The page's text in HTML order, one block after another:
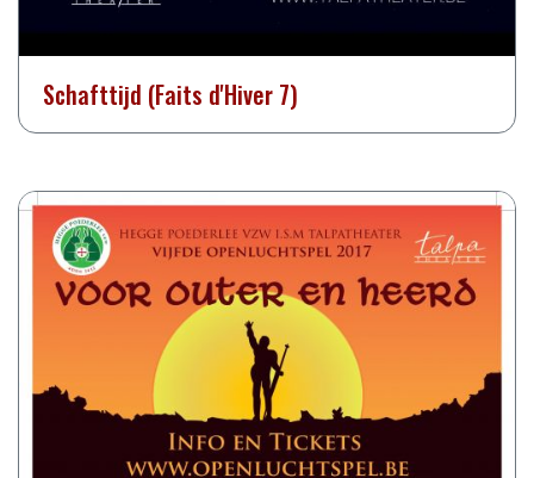
Schafttijd (Faits d'Hiver 7)